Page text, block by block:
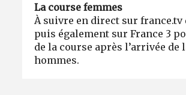
La course femmes
À suivre en direct sur france.tv
puis également sur France 3
de la course après l’arrivée de
hommes.